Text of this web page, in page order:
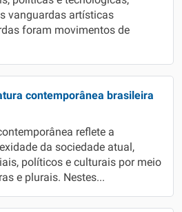
vanguardas artísticas
foram movimentos de
contemporânea brasileira
reflete a
da sociedade atual,
políticos e culturais por meio
e plurais. Nestes...